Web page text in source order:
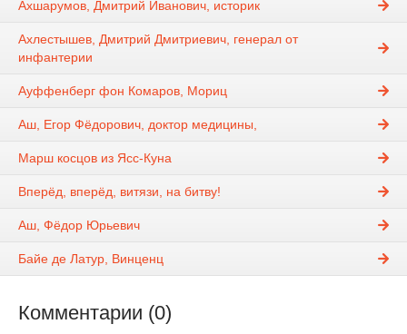
Ахшарумов, Дмитрий Иванович, историк
Ахлестышев, Дмитрий Дмитриевич, генерал от
инфантерии
Ауффенберг фон Комаров, Мориц
Аш, Егор Фёдорович, доктор медицины,
Марш косцов из Ясс-Куна
Вперёд, вперёд, витязи, на битву!
Аш, Фёдор Юрьевич
Байе де Латур, Винценц
Комментарии (0)